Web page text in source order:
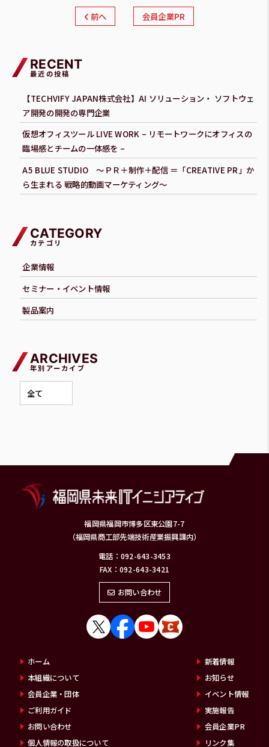
前へ 会員企業PR
RECENT
最近の投稿
【TECHVIFY JAPAN株式会社】AI ソリューション・ ソフトウェ
ア開発の開発の専門企業
仮想オフィスツール LIVE WORK – リモートワークにオフィスの
臨場感とチームの一体感を –
A5 BLUE STUDIO ～ＰＲ＋制作＋配信 ＝「CREATIVE PR」か
ら生まれる 戦略的動画マーケティング～
CATEGORY
カテゴリ
企業情報
セミナー・イベント情報
製品案内
ARCHIVES
年別アーカイブ
福岡県福岡市博多区東公園7-7
（福岡県商工部先端技術産業振興課内）
電話：092-643-3453
FAX：092-643-3421
お問い合わせ
ホーム
本組織について
会員企業・団体
ご利用ガイド
お問い合わせ
個人情報の取扱について
新着情報
お知らせ
イベント情報
実施報告
会員企業PR
リンク集